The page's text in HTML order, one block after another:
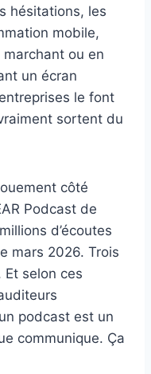
hésitations, les
mobile,
marchant ou en
un écran
le font
sortent du
côté
Podcast de
d’écoutes
mars 2026. Trois
Et selon ces
podcast est un
communique. Ça